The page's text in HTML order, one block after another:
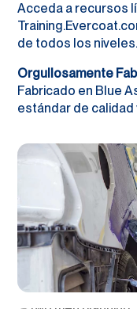
Acceda a recursos
de todos los niveles.
Orgullosamente
Fabricado en Blue
estándar de calidad